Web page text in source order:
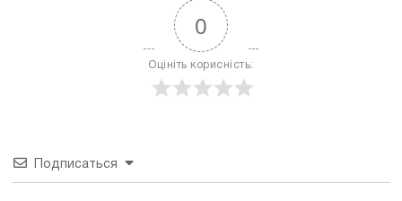
0
Оцініть корисність:
Подписаться